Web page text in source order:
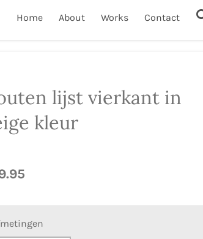
Home About Works Contact
lijst vierkant in
kleur